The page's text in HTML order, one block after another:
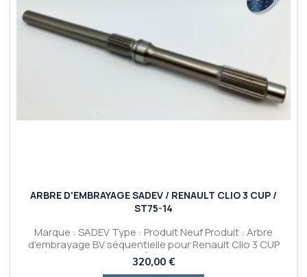
ARBRE D'EMBRAYAGE SADEV / RENAULT CLIO 3 CUP /
ST75-14
Marque : SADEV Type : Produit Neuf Produit : Arbre
d'embrayage BV séquentielle pour Renault Clio 3 CUP
(Avec SADEV ST75-14) - Référence : F1908001 -
Référence Renault Sport : 01 01 908 001
Prix
320,00 €